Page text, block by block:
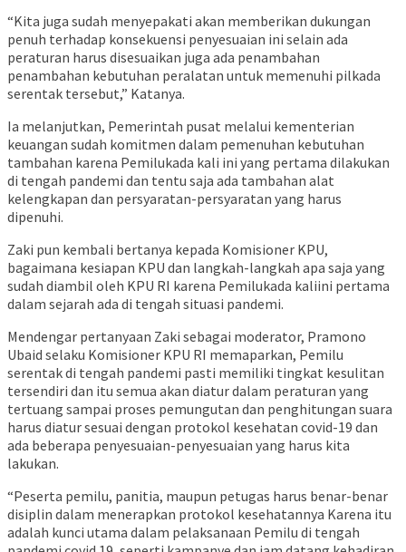
“Kita juga sudah menyepakati akan memberikan dukungan
penuh terhadap konsekuensi penyesuaian ini selain ada
peraturan harus disesuaikan juga ada penambahan
penambahan kebutuhan peralatan untuk memenuhi pilkada
serentak tersebut,” Katanya.
Ia melanjutkan, Pemerintah pusat melalui kementerian
keuangan sudah komitmen dalam pemenuhan kebutuhan
tambahan karena Pemilukada kali ini yang pertama dilakukan
di tengah pandemi dan tentu saja ada tambahan alat
kelengkapan dan persyaratan-persyaratan yang harus
dipenuhi.
Zaki pun kembali bertanya kepada Komisioner KPU,
bagaimana kesiapan KPU dan langkah-langkah apa saja yang
sudah diambil oleh KPU RI karena Pemilukada kaliini pertama
dalam sejarah ada di tengah situasi pandemi.
Mendengar pertanyaan Zaki sebagai moderator, Pramono
Ubaid selaku Komisioner KPU RI memaparkan, Pemilu
serentak di tengah pandemi pasti memiliki tingkat kesulitan
tersendiri dan itu semua akan diatur dalam peraturan yang
tertuang sampai proses pemungutan dan penghitungan suara
harus diatur sesuai dengan protokol kesehatan covid-19 dan
ada beberapa penyesuaian-penyesuaian yang harus kita
lakukan.
“Peserta pemilu, panitia, maupun petugas harus benar-benar
disiplin dalam menerapkan protokol kesehatannya Karena itu
adalah kunci utama dalam pelaksanaan Pemilu di tengah